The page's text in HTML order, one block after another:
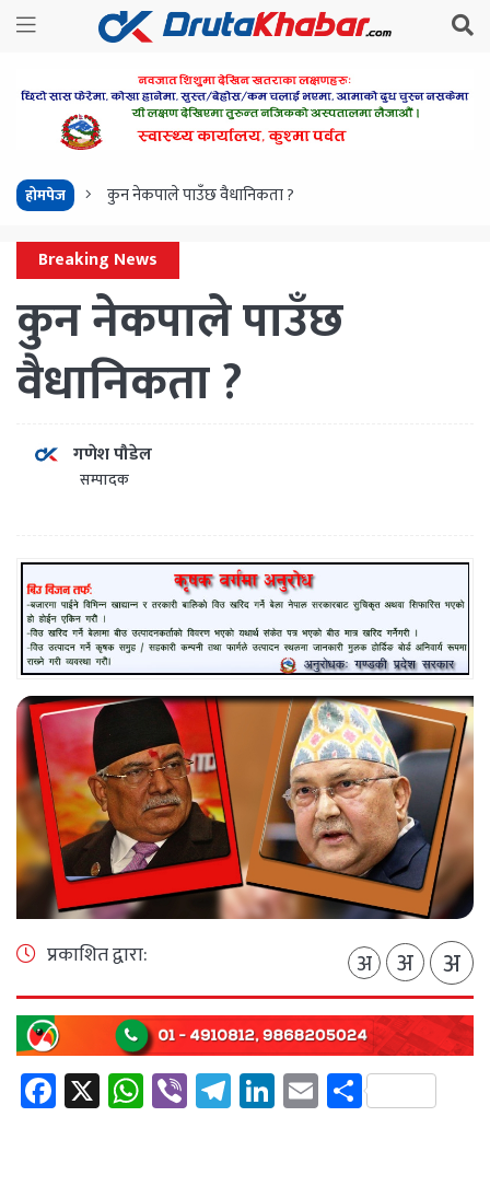
होमपेज कुन नेकपाले पाउँछ वैधानिकता ?
Breaking News
कुन नेकपाले पाउँछ
वैधानिकता ?
गणेश पौडेल
सम्पादक
प्रकाशित द्वारा: अ अ अ
Facebook
X WhatsApp
ViberTelegram
LinkedIn
EmailShare